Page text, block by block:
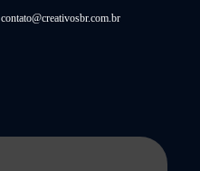
contato@creativosbr.com.br